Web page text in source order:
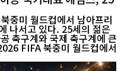
나서고 있다. 25세의 젊은
축구계와 국제 축구계에 큰